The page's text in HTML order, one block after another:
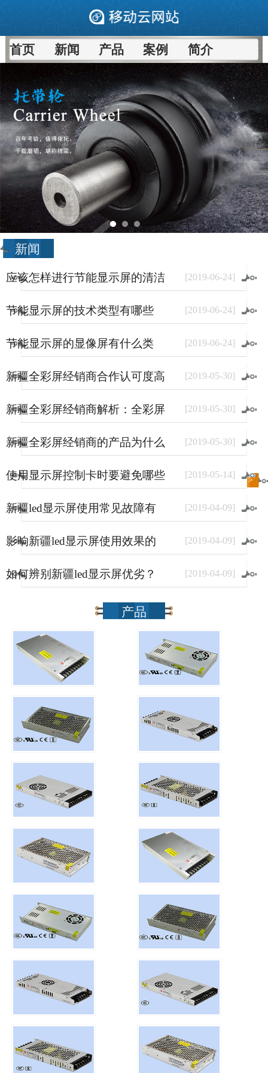
首页 新闻 产品 案例 简介
新闻
应该怎样进行节能显示屏的清洁
和保养
[2019-06-24]
节能显示屏的技术类型有哪些 [2019-06-24]
节能显示屏的显像屏有什么类
型？
[2019-06-24]
新疆全彩屏经销商合作认可度高
的原因
[2019-05-30]
新疆全彩屏经销商解析：全彩屏
使用量大幅上涨的原因
[2019-05-30]
新疆全彩屏经销商的产品为什么
销量好？
[2019-05-30]
使用显示屏控制卡时要避免哪些
事情？
[2019-05-14]
新疆led显示屏使用常见故障有
哪些？
[2019-04-09]
影响新疆led显示屏使用效果的
因素有哪些？
[2019-04-09]
如何辨别新疆led显示屏优劣？ [2019-04-09]
进入新闻 频道>>
产品